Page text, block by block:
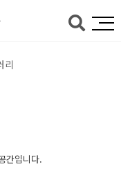
리
간입니다.